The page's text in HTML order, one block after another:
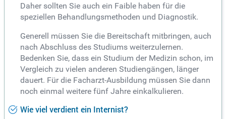
Daher sollten Sie auch ein Faible haben für die
speziellen Behandlungsmethoden und Diagnostik.
Generell müssen Sie die Bereitschaft mitbringen, auch
nach Abschluss des Studiums weiterzulernen.
Bedenken Sie, dass ein Studium der Medizin schon, im
Vergleich zu vielen anderen Studiengängen, länger
dauert. Für die Facharzt-Ausbildung müssen Sie dann
noch einmal weitere fünf Jahre einkalkulieren.
Wie viel verdient ein Internist?